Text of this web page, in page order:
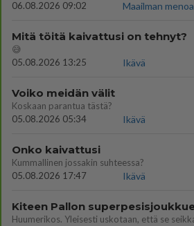
06.08.2026 09:02 Maailman menoa
Mitä töitä kaivattusi on tehnyt?
😅
05.08.2026 13:25
Ikävä
Voiko meidän välit
Koskaan parantua tästä?
05.08.2026 05:34
Ikävä
Onko kaivattusi
Kummallinen jossakin suhteessa?
05.08.2026 17:47
Ikävä